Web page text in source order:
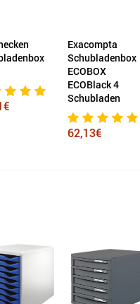
Exacompta
Schubladenbox
ECOBlack 4
Schubladen
39,81€